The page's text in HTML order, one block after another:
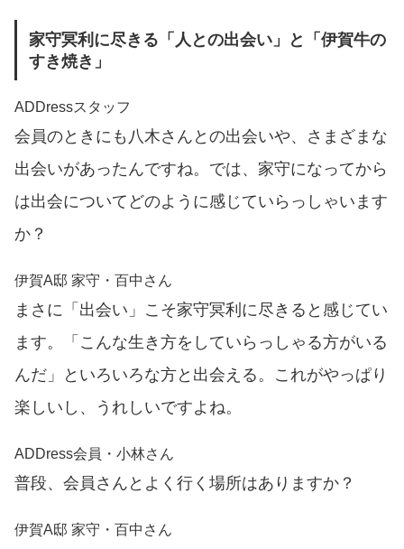
家守冥利に尽きる「人との出会い」と「伊賀牛の
すき焼き」
ADDressスタッフ
会員のときにも八木さんとの出会いや、さまざまな
出会いがあったんですね。では、家守になってから
は出会についてどのように感じていらっしゃいます
か？
伊賀A邸 家守・百中さん
まさに「出会い」こそ家守冥利に尽きると感じてい
ます。「こんな生き方をしていらっしゃる方がいる
んだ」といろいろな方と出会える。これがやっぱり
楽しいし、うれしいですよね。
ADDress会員・小林さん
普段、会員さんとよく行く場所はありますか？
伊賀A邸 家守・百中さん